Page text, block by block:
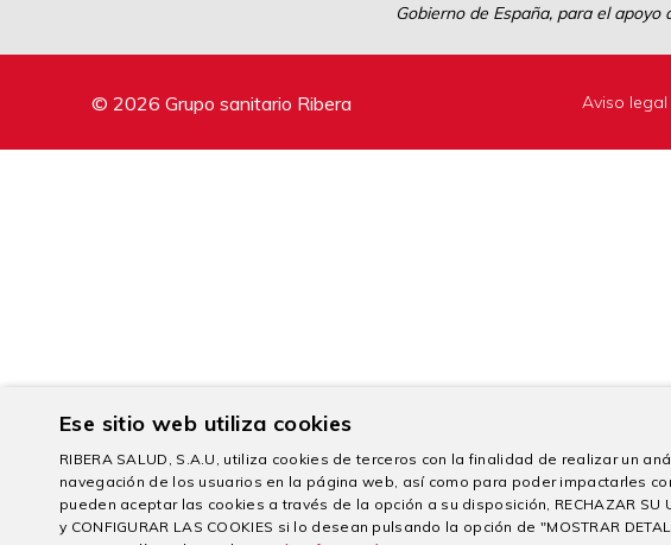
Gobierno de España, para el
© 2026 Grupo sanitario Ribera Aviso legal
Ese sitio web utiliza cookies
RIBERA SALUD, S.A.U, utiliza cookies de terceros con la finalidad de realizar un
navegación de los usuarios en la página web, así como para poder impactarles
pueden aceptar las cookies a través de la opción a su disposición, RECHAZAR SU
y CONFIGURAR LAS COOKIES si lo desean pulsando la opción de "MOSTRAR